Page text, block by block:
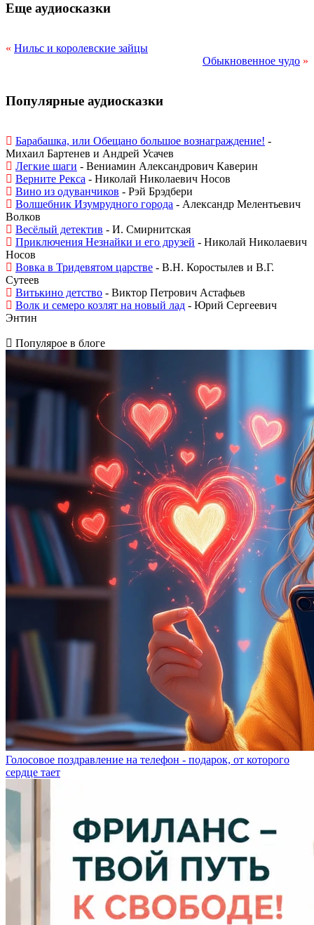
Еще аудиосказки
« Нильс и королевские зайцы
Обыкновенное чудо »
Популярные аудиосказки
Барабашка, или Обещано большое вознаграждение! -
Михаил Бартенев и Андрей Усачев
Легкие шаги - Вениамин Александрович Каверин
Верните Рекса - Николай Николаевич Носов
Вино из одуванчиков - Рэй Брэдбери
Волшебник Изумрудного города - Александр Мелентьевич
Волков
Весёлый детектив - И. Смирнитская
Приключения Незнайки и его друзей - Николай Николаевич
Носов
Вовка в Тридевятом царстве - В.Н. Коростылев и В.Г.
Сутеев
Витькино детство - Виктор Петрович Астафьев
Волк и семеро козлят на новый лад - Юрий Сергеевич
Энтин
Популярое в блоге
Голосовое поздравление на телефон - подарок, от которого
сердце тает